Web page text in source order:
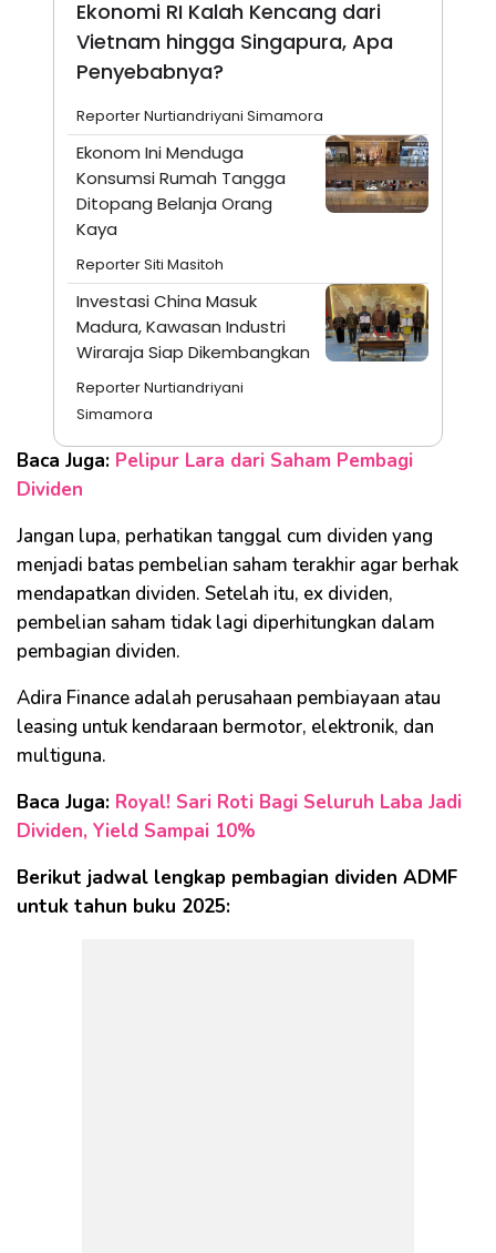
Ekonomi RI Kalah Kencang dari
Vietnam hingga Singapura, Apa
Penyebabnya?
Reporter Nurtiandriyani Simamora
Ekonom Ini Menduga
Konsumsi Rumah Tangga
Ditopang Belanja Orang
Kaya
Reporter Siti Masitoh
Investasi China Masuk
Madura, Kawasan Industri
Wiraraja Siap Dikembangkan
Reporter Nurtiandriyani
Simamora
Baca Juga: Pelipur Lara dari Saham Pembagi
Dividen
Jangan lupa, perhatikan tanggal cum dividen yang
menjadi batas pembelian saham terakhir agar berhak
mendapatkan dividen. Setelah itu, ex dividen,
pembelian saham tidak lagi diperhitungkan dalam
pembagian dividen.
Adira Finance adalah perusahaan pembiayaan atau
leasing untuk kendaraan bermotor, elektronik, dan
multiguna.
Baca Juga: Royal! Sari Roti Bagi Seluruh Laba Jadi
Dividen, Yield Sampai 10%
Berikut jadwal lengkap pembagian dividen ADMF
untuk tahun buku 2025: